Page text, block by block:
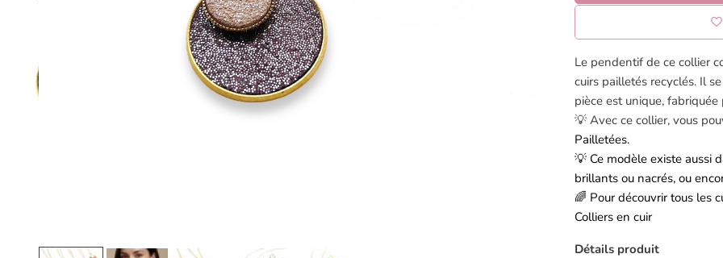
Le pendentif de ce collier
cuirs pailletés recyclés. Il
pièce est unique,
💡 Avec ce collier, vous
Pailletées.
💡 Ce modèle existe aussi
brillants ou nacrés, ou
🌈 Pour découvrir tous les
Colliers en cuir
Détails produit